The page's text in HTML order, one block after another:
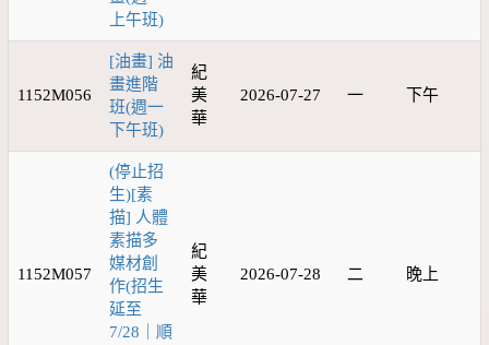
上午班)
1152M056
[油畫] 油
畫進階
班(週一
下午班)
紀
美
華
2026-07-27 一 下午
1152M057
(停止招
生)[素
描] 人體
素描多
媒材創
作(招生
延至
7/28｜順
紀
美
華
2026-07-28 二 晚上